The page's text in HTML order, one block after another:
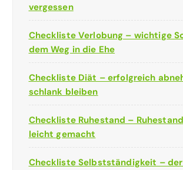
vergessen
Checkliste Verlobung – wichtige
dem Weg in die Ehe
Checkliste Diät – erfolgreich
schlank bleiben
Checkliste Ruhestand –
leicht gemacht
Checkliste Selbstständigkeit –